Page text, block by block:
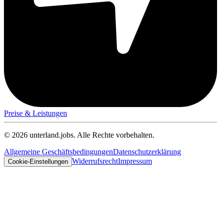
Preise & Leistungen
© 2026 unterland.jobs. Alle Rechte vorbehalten.
Allgemeine GeschäftsbedingungenDatenschutzerklärung
Cookie-Einstellungen WiderrufsrechtImpressum